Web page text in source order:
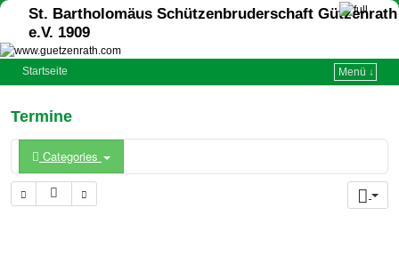
St. Bartholomäus Schützenbruderschaft Gützenrath
e.V. 1909
Startseite Menü ↓
Termine
Categories